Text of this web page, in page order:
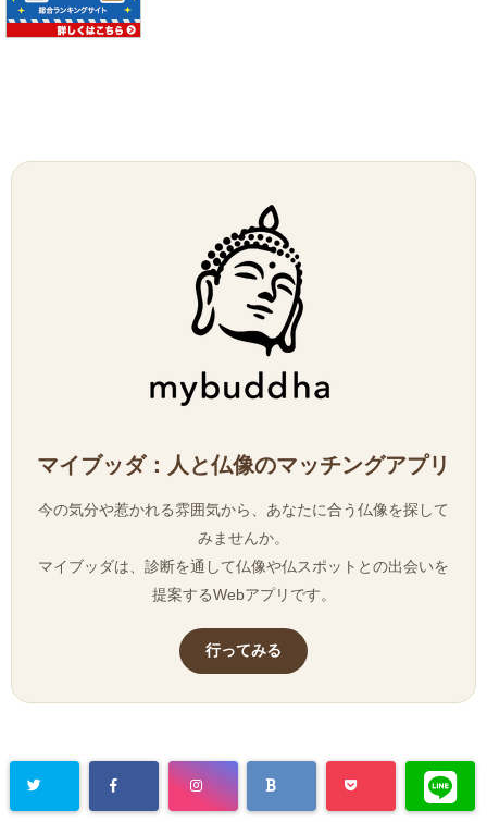
マイブッダ：人と仏像のマッチングアプリ
今の気分や惹かれる雰囲気から、あなたに合う仏像を探して
みませんか。
マイブッダは、診断を通して仏像や仏スポットとの出会いを
提案するWebアプリです。
行ってみる